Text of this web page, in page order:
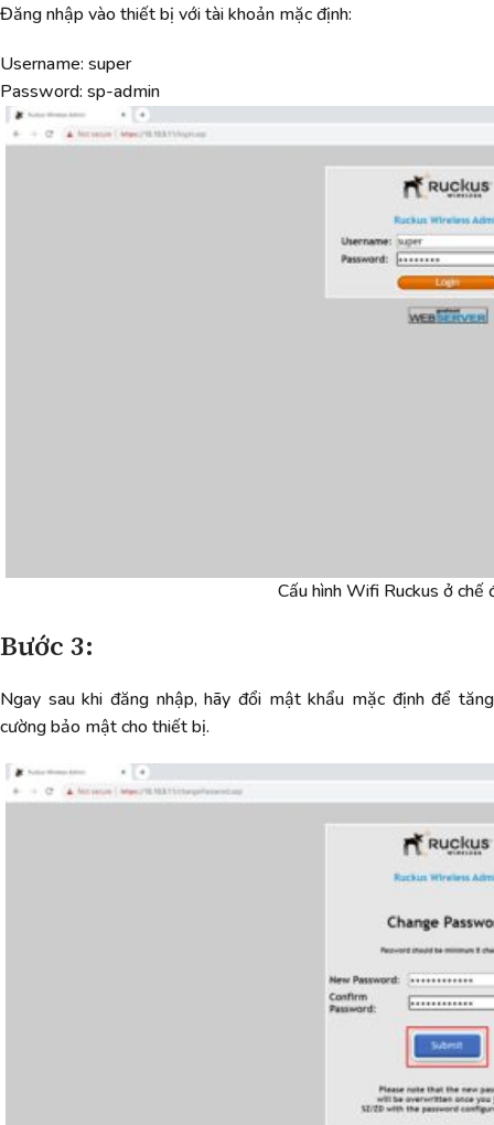
Đăng nhập vào thiết bị với tài khoản mặc định:
Username: super
Password: sp-admin
Cấu hình Wifi Ruckus ở chế
Bước 3:
Ngay sau khi đăng nhập, hãy đổi mật khẩu mặc định để tăng
cường bảo mật cho thiết bị.